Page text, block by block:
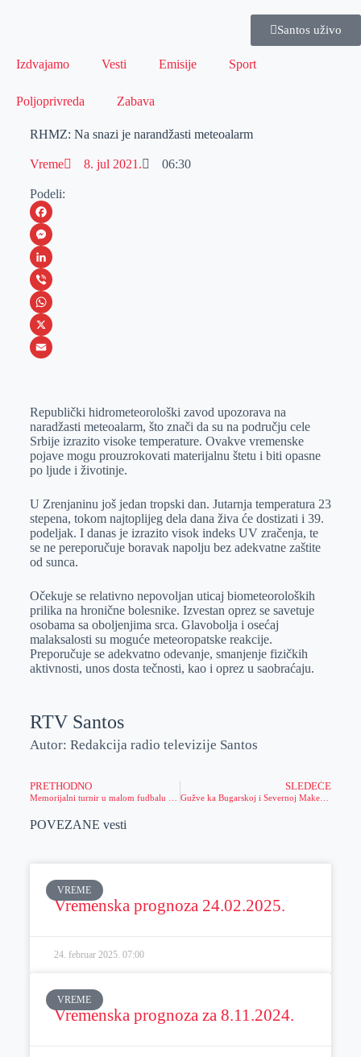
Santos uživo
Izdvajamo Vesti Emisije Sport
Poljoprivreda Zabava
RHMZ: Na snazi je narandžasti meteoalarm
Vreme 8. jul 2021. 06:30
Podeli:
F
a
c
e
b
o
M
e
s
s
e
e
r
L
i
n
k
I
n
V
i
b
W
h
s
A
p
X
a
i
l
Republički hidrometeorološki zavod upozorava na
naradžasti meteoalarm, što znači da su na području cele
Srbije izrazito visoke temperature. Ovakve vremenske
pojave mogu prouzrokovati materijalnu štetu i biti opasne
po ljude i životinje.
U Zrenjaninu još jedan tropski dan. Jutarnja temperatura 23
stepena, tokom najtoplijeg dela dana živa će dostizati i 39.
podeljak. I danas je izrazito visok indeks UV zračenja, te
se ne pereporučuje boravak napolju bez adekvatne zaštite
od sunca.
Očekuje se relativno nepovolјan uticaj biometeoroloških
prilika na hronične bolesnike. Izvestan oprez se savetuje
osobama sa obolјenjima srca. Glavobolјa i osećaj
malaksalosti su moguće meteoropatske reakcije.
Preporučuje se adekvatno odevanje, smanjenje fizičkih
aktivnosti, unos dosta tečnosti, kao i oprez u saobraćaju.
RTV Santos
Autor: Redakcija radio televizije Santos
PRETHODNO SLEDEĆE
POVEZANE vesti
VREME
Vremenska prognoza 24.02.2025.
24. februar 2025. 07:00
VREME
Vremenska prognoza za 8.11.2024.